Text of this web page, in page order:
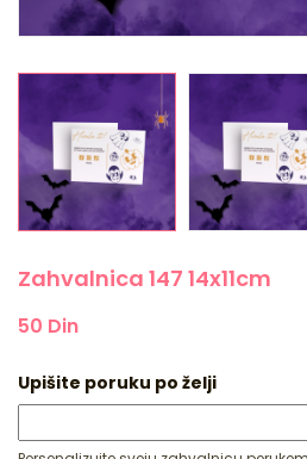
Zahvalnica 147 14x11cm
50 Din
Upišite poruku po želji